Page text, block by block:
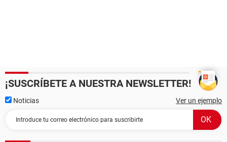
¡SUSCRÍBETE A NUESTRA NEWSLETTER!
Noticias Ver un ejemplo